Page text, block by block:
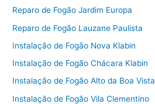
Reparo de Fogão Jardim Europa
Reparo de Fogão Lauzane Paulista
Instalação de Fogão Nova Klabin
Instalação de Fogão Chácara Klabin
Instalação de Fogão Alto da Boa Vista
Instalação de Fogão Vila Clementino